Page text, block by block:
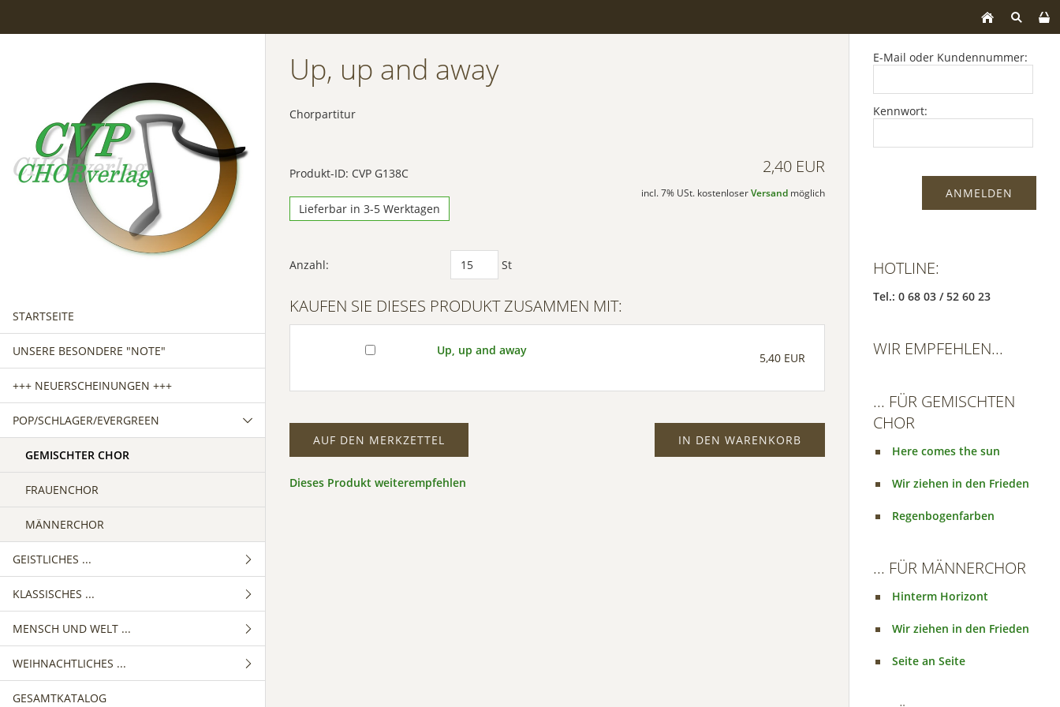
STARTSEITE
UNSERE BESONDERE "NOTE"
+++ NEUERSCHEINUNGEN +++
POP/SCHLAGER/EVERGREEN
GEMISCHTER CHOR
FRAUENCHOR
MÄNNERCHOR
GEISTLICHES ...
GEMISCHTER CHOR
FRAUENCHOR
MÄNNERCHOR
KLASSISCHES ...
GEMISCHTER CHOR
FRAUENCHOR
MÄNNERCHOR
MENSCH UND WELT ...
GEMISCHTER CHOR
FRAUENCHOR
WEIHNACHTLICHES ...
GEMISCHTER CHOR
GESAMTKATALOG
Up, up and away
Chorpartitur
Produkt-ID: CVP G138C
Lieferbar in 3-5 Werktagen
2,40 EUR
incl. 7% USt. kostenloser Versandmöglich
Anzahl: St
KAUFEN SIE DIESES PRODUKT ZUSAMMEN MIT:
Up, up and away
5,40 EUR
IN DEN WARENKORB
AUF DEN MERKZETTEL
Dieses Produkt weiterempfehlen
E-Mail oder Kundennummer:
Kennwort:
HOTLINE:
Tel.: 0 68 03 / 52 60 23
WIR EMPFEHLEN...
... FÜR GEMISCHTEN
CHOR
Here comes the sun
Wir ziehen in den Frieden
Regenbogenfarben
... FÜR MÄNNERCHOR
Hinterm Horizont
Wir ziehen in den Frieden
Seite an Seite